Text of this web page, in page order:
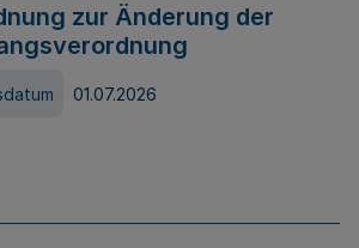
zur Änderung der
01.07.2026